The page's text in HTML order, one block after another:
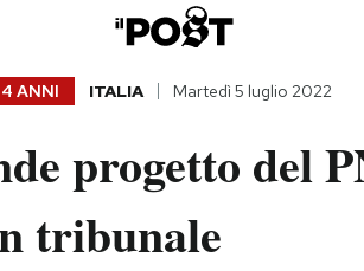
4 ANNI ITALIA Martedì 5 luglio 2022
progetto del
tribunale